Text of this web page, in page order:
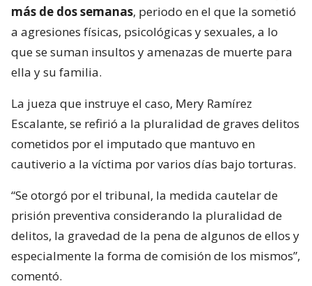
más de dos semanas, periodo en el que la sometió
a agresiones físicas, psicológicas y sexuales, a lo
que se suman insultos y amenazas de muerte para
ella y su familia.
La jueza que instruye el caso, Mery Ramírez
Escalante, se refirió a la pluralidad de graves delitos
cometidos por el imputado que mantuvo en
cautiverio a la víctima por varios días bajo torturas.
“Se otorgó por el tribunal, la medida cautelar de
prisión preventiva considerando la pluralidad de
delitos, la gravedad de la pena de algunos de ellos y
especialmente la forma de comisión de los mismos”,
comentó.